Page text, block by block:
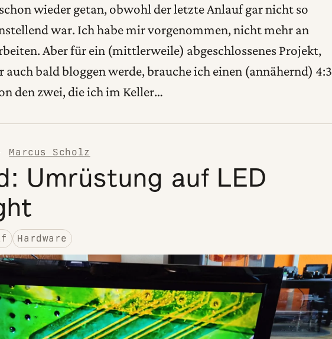
wieder getan, obwohl der letzte Anlauf gar nicht so
war. Ich habe mir vorgenommen, nicht mehr an
Aber für ein (mittlerweile) abgeschlossenes Projekt,
auch bald bloggen werde, brauche ich einen (annähernd) 4:3
den zwei, die ich im Keller…
Marcus Scholz
Umrüstung auf LED
Hardware